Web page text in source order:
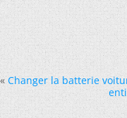
« Changer la batterie